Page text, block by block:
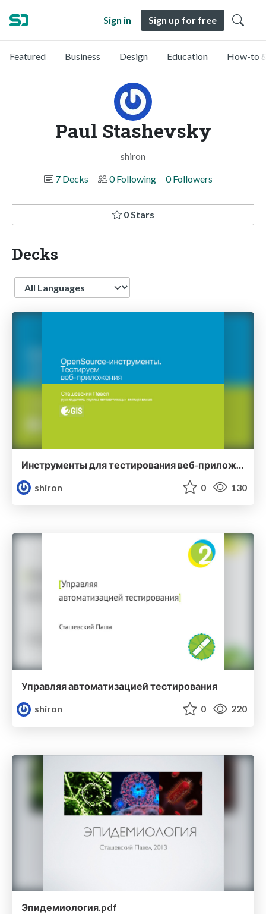
Sign in Sign up for free
Featured Business Design Education How-to
Paul Stashevsky
shiron
7 Decks
0 Following 0 Followers
0 Stars
Decks
Language
shiron
0 130
Управляя автоматизацией тестирования
shiron
0 220
Эпидемиология.pdf